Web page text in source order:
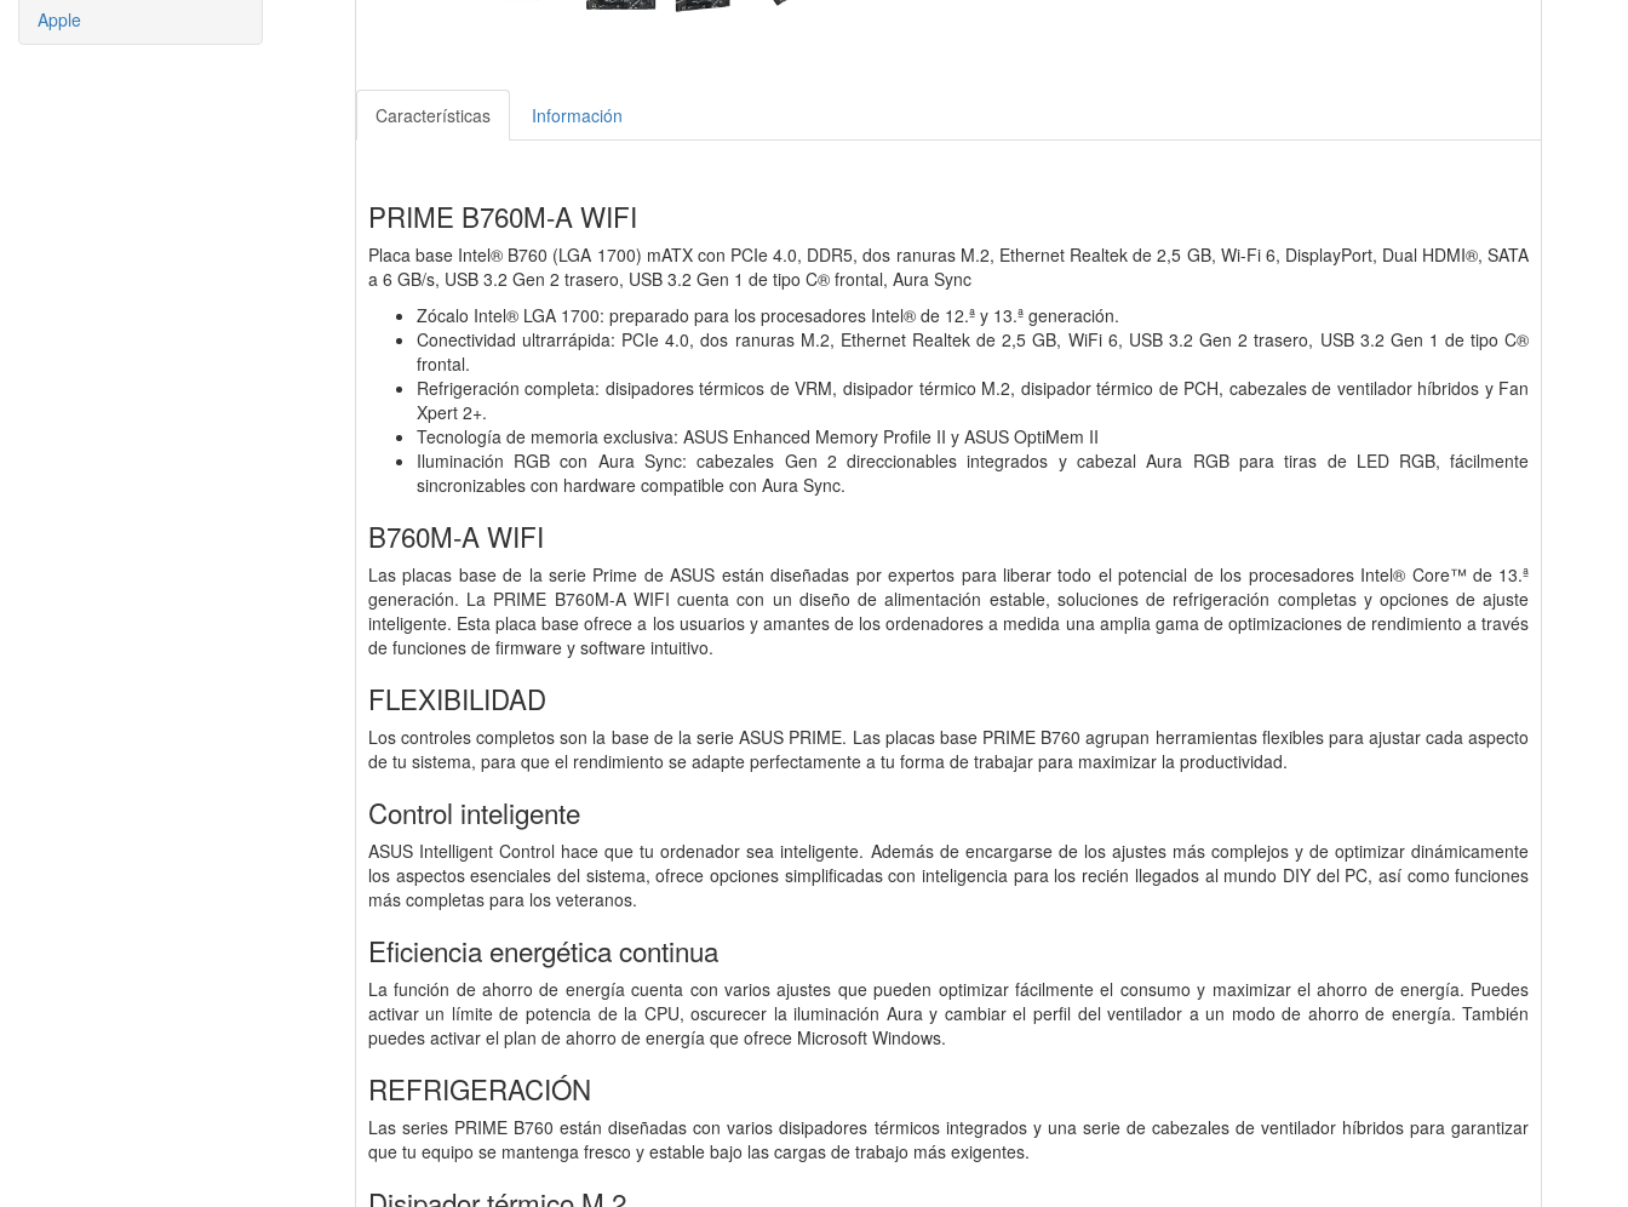
Apple
Características Información
PRIME B760M-A WIFI
Placa base Intel® B760 (LGA 1700) mATX con PCIe 4.0, DDR5, dos ranuras M.2, Ethernet Realtek de 2,5 GB, Wi-Fi 6, DisplayPort, Dual HDMI®, SATA
a 6 GB/s, USB 3.2 Gen 2 trasero, USB 3.2 Gen 1 de tipo C® frontal, Aura Sync
Zócalo Intel® LGA 1700: preparado para los procesadores Intel® de 12.ª y 13.ª generación.
Conectividad ultrarrápida: PCIe 4.0, dos ranuras M.2, Ethernet Realtek de 2,5 GB, WiFi 6, USB 3.2 Gen 2 trasero, USB 3.2 Gen 1 de tipo C®
frontal.
Refrigeración completa: disipadores térmicos de VRM, disipador térmico M.2, disipador térmico de PCH, cabezales de ventilador híbridos y Fan
Xpert 2+.
Tecnología de memoria exclusiva: ASUS Enhanced Memory Profile II y ASUS OptiMem II
Iluminación RGB con Aura Sync: cabezales Gen 2 direccionables integrados y cabezal Aura RGB para tiras de LED RGB, fácilmente
sincronizables con hardware compatible con Aura Sync.
B760M-A WIFI
Las placas base de la serie Prime de ASUS están diseñadas por expertos para liberar todo el potencial de los procesadores Intel® Core™ de 13.ª
generación. La PRIME B760M-A WIFI cuenta con un diseño de alimentación estable, soluciones de refrigeración completas y opciones de ajuste
inteligente. Esta placa base ofrece a los usuarios y amantes de los ordenadores a medida una amplia gama de optimizaciones de rendimiento a través
de funciones de firmware y software intuitivo.
FLEXIBILIDAD
Los controles completos son la base de la serie ASUS PRIME. Las placas base PRIME B760 agrupan herramientas flexibles para ajustar cada aspecto
de tu sistema, para que el rendimiento se adapte perfectamente a tu forma de trabajar para maximizar la productividad.
Control inteligente
ASUS Intelligent Control hace que tu ordenador sea inteligente. Además de encargarse de los ajustes más complejos y de optimizar dinámicamente
los aspectos esenciales del sistema, ofrece opciones simplificadas con inteligencia para los recién llegados al mundo DIY del PC, así como funciones
más completas para los veteranos.
Eficiencia energética continua
La función de ahorro de energía cuenta con varios ajustes que pueden optimizar fácilmente el consumo y maximizar el ahorro de energía. Puedes
activar un límite de potencia de la CPU, oscurecer la iluminación Aura y cambiar el perfil del ventilador a un modo de ahorro de energía. También
puedes activar el plan de ahorro de energía que ofrece Microsoft Windows.
REFRIGERACIÓN
Las series PRIME B760 están diseñadas con varios disipadores térmicos integrados y una serie de cabezales de ventilador híbridos para garantizar
que tu equipo se mantenga fresco y estable bajo las cargas de trabajo más exigentes.